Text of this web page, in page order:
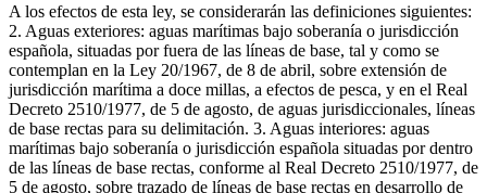
A los efectos de esta ley, se considerarán las definiciones siguientes:
2. Aguas exteriores: aguas marítimas bajo soberanía o jurisdicción
española, situadas por fuera de las líneas de base, tal y como se
contemplan en la Ley 20/1967, de 8 de abril, sobre extensión de
jurisdicción marítima a doce millas, a efectos de pesca, y en el Real
Decreto 2510/1977, de 5 de agosto, de aguas jurisdiccionales, líneas
de base rectas para su delimitación. 3. Aguas interiores: aguas
marítimas bajo soberanía o jurisdicción española situadas por dentro
de las líneas de base rectas, conforme al Real Decreto 2510/1977, de
5 de agosto, sobre trazado de líneas de base rectas en desarrollo de